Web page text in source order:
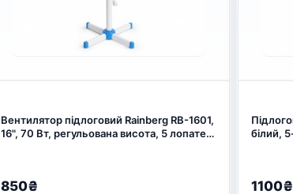
Вентилятор підлоговий Rainberg RB-1601,
16", 70 Вт, регульована висота, 5 лопатей
850₴
білий,
1100₴